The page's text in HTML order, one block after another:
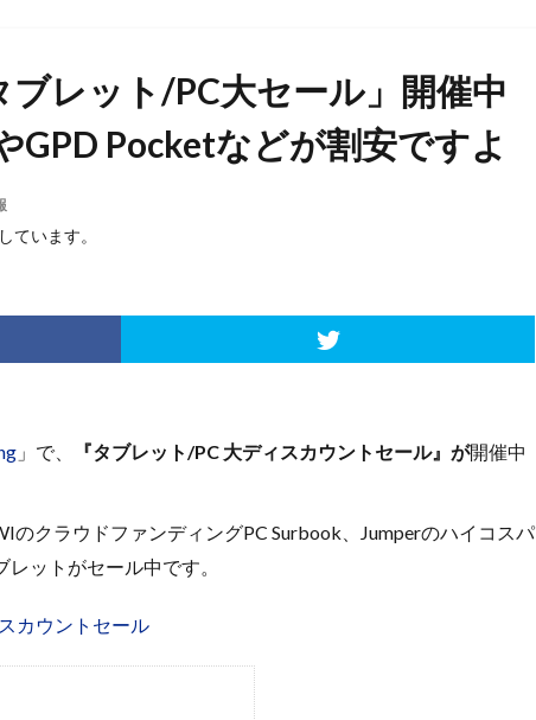
レット/PC大セール」開催中
GPD Pocketなどが割安ですよ
ています。
」で、 『タブレット/PC 大ディスカウントセール』が開催中
クラウドファンディングPC Surbook、Jumperのハイコスパ
ットがセール中です。
カウントセール